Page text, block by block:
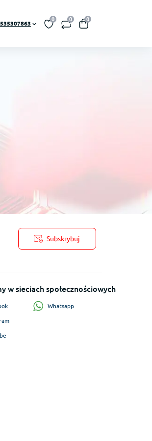
0 0 0
Subskrybuj
w sieciach społecznościowych
Whatsapp